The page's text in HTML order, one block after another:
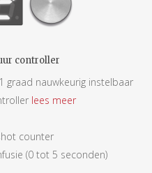
controller
nauwkeurig instelbaar
lees meer
counter
(0 tot 5 seconden)